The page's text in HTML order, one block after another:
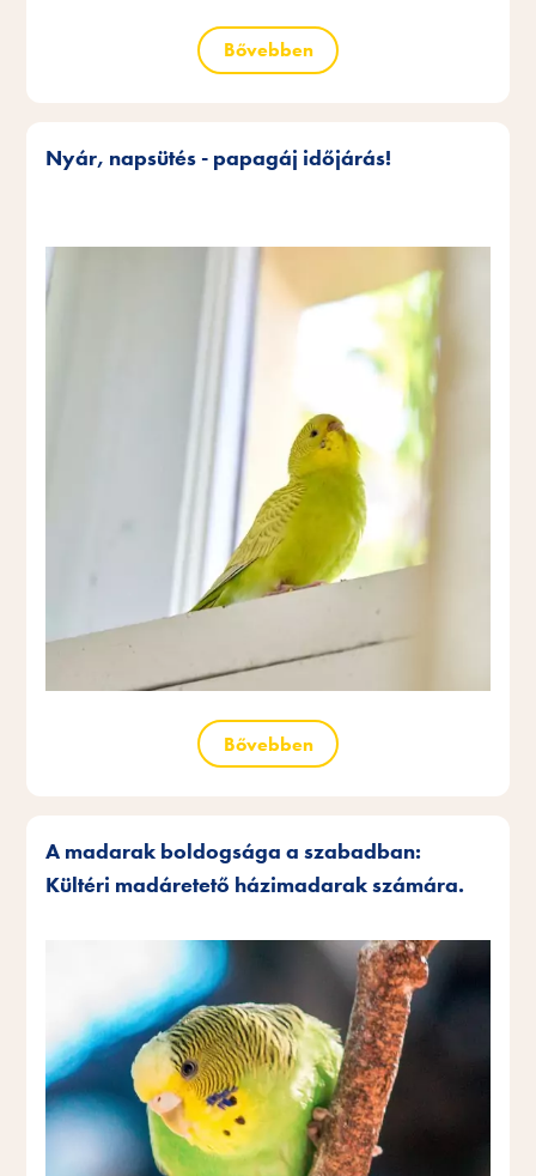
Bővebben
Nyár, napsütés - papagáj időjárás!
Bővebben
A madarak boldogsága a szabadban:
Kültéri madáretető házimadarak számára.